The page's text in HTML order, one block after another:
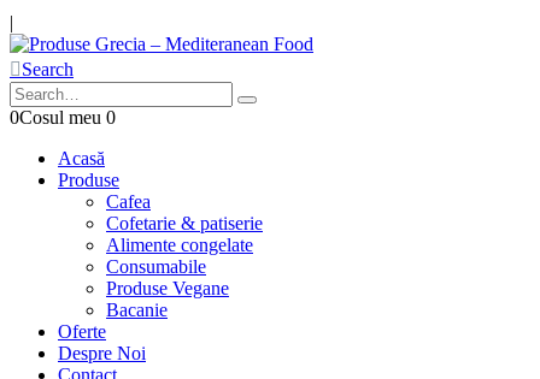
|
Search
0Cosul meu 0
Acasă
Produse
Cafea
Cofetarie & patiserie
Alimente congelate
Consumabile
Produse Vegane
Bacanie
Oferte
Despre Noi
Contact